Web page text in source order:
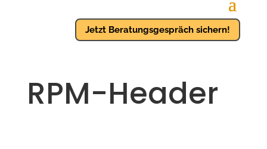
Jetzt Beratungsgespräch sichern!
RPM-Header